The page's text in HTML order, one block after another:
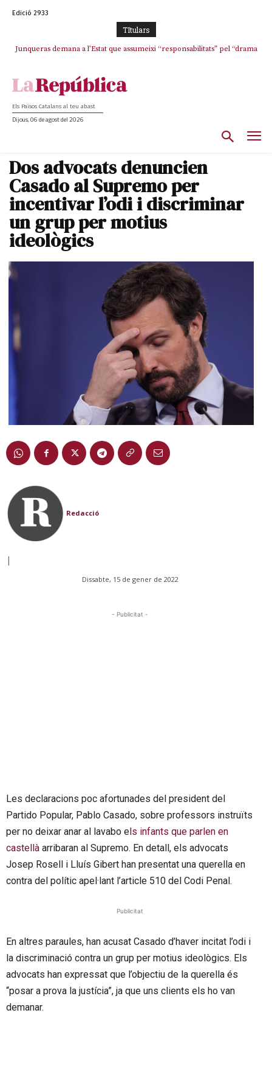
Edició 2933
TItulars
Junqueras demana a l’Estat que assumeixi “responsabilitats” pel “drama
L’abandonament de les seleccions catalanes per part de la UFEC
Els Països Catalans al teu abast
Dijous, 06 de agost del 2026
Dos advocats denuncien
Casado al Supremo per
incentivar l’odi i discriminar
un grup per motius
ideològics
Redacció
|
Dissabte, 15 de gener de 2022
- Publicitat -
Les declaracions poc afortunades del president del
Partido Popular, Pablo Casado, sobre professors instruïts
per no deixar anar al lavabo els infants que parlen en
castellà arribaran al Supremo. En detall, els advocats
Josep Rosell i Lluís Gibert han presentat una querella en
contra del polític apel·lant l’article 510 del Codi Penal.
Publicitat
En altres paraules, han acusat Casado d’haver incitat l’odi i
la discriminació contra un grup per motius ideològics. Els
advocats han expressat que l’objectiu de la querella és
“posar a prova la justícia”, ja que uns clients els ho van
demanar.